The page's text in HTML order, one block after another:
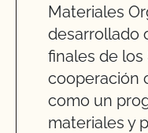
Materiales
desarrollado
finales de los
cooperación
como un
materiales y